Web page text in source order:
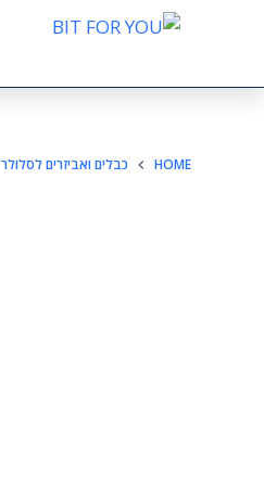
HOME כבלים ואביזרים לסלולר